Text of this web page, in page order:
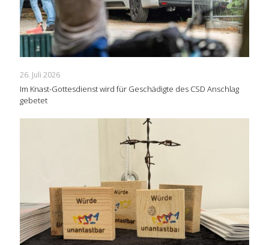
26. Juli 2026
Im Knast-Gottesdienst wird für Geschädigte des CSD Anschlag
gebetet